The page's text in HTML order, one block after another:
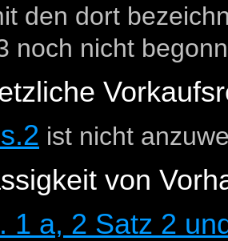
den dort
noch nicht
ist nicht
von
1 a, 2 Satz 2